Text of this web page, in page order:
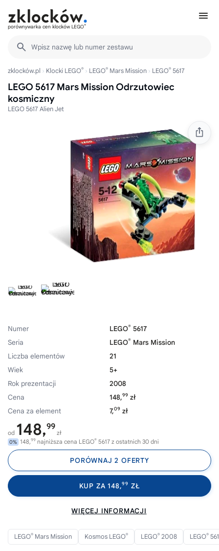
porównywarka cen klocków LEGO®
Wpisz nazwę lub numer zestawu
zklocków.pl Klocki LEGO® LEGO® Mars Mission LEGO® 5617
LEGO 5617 Mars Mission Odrzutowiec
kosmiczny
LEGO 5617 Alien Jet
Numer LEGO® 5617
Seria
LEGO® Mars Mission
Liczba elementów
21
Wiek
5+
Rok prezentacji
2008
Cena
148,99 zł
Cena za element
7,09 zł
od 148,99
zł
0% 148,99 najniższa cena LEGO® 5617 z ostatnich 30 dni
PORÓWNAJ 2 OFERTY
KUP ZA 148,99 ZŁ
WIĘCEJ INFORMACJI
LEGO® Mars Mission Kosmos LEGO® LEGO® 2008 LEGO®